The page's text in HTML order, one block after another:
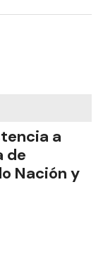
a
de
Nación y